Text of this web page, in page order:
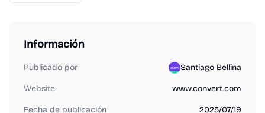
Información
Publicado por Santiago Bellina
Website www.convert.com
Fecha de publicación 2025/07/19